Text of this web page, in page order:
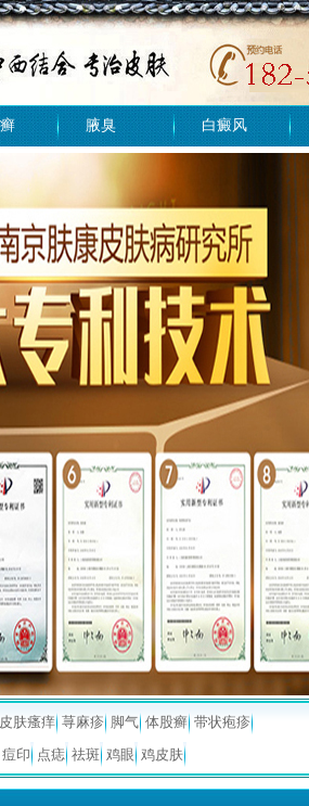
腋臭 白癜风
皮肤瘙痒 荨麻疹 脚气 体股癣 带状疱疹
痘印 点痣 祛斑 鸡眼 鸡皮肤